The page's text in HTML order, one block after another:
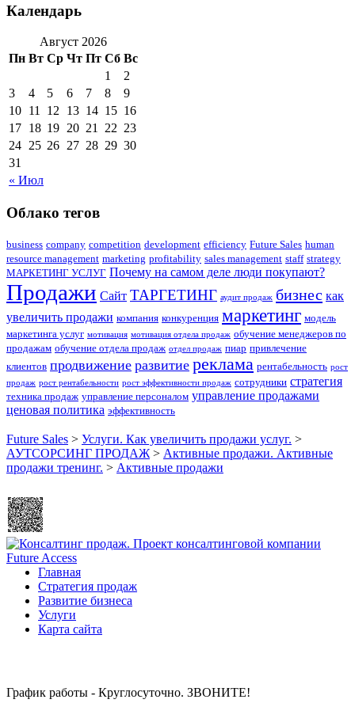
Календарь
Август 2026
Пн Вт Ср Чт Пт Сб Вс
« Июл
1
2
3
4 5 6 7 8
9
10 11 12 13 14 15 16
17 18 19 20 21 22 23
24 25 26 27 28 29 30
31
Облако тегов
business company competition development efficiency Future Sales human
resource management marketing profitability sales management staff strategy
МАРКЕТИНГ УСЛУГ Почему на самом деле люди покупают?
Продажи Сайт ТАРГЕТИНГ аудит продаж бизнес как
увеличить продажи компания конкуренция маркетинг модель
маркетинга услуг мотивация мотивация отдела продаж обучение менеджеров по
продажам обучение отдела продаж отдел продаж пиар привлечение
клиентов продвижение развитие реклама рентабельность рост
продаж рост рентабельности рост эффективности продаж сотрудники стратегия
техника продаж управление персоналом управление продажами
ценовая политика эффективность
Future Sales > Услуги. Как увеличить продажи услуг. >
АУТСОРСИНГ ПРОДАЖ > Активные продажи. Активные
продажи тренинг. > Активные продажи
Главная
Стратегия продаж
Развитие бизнеса
Услуги
Карта сайта
График работы - Круглосуточно. ЗВОНИТЕ!